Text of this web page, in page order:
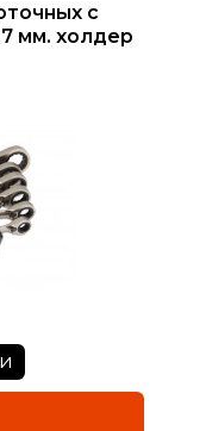
с
мм. холдер